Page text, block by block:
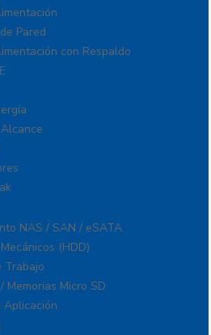
Pared
con Respaldo
NAS / SAN / eSATA
(HDD)
Trabajo
Memorias Micro SD
Aplicación
/ VMS / Hosting